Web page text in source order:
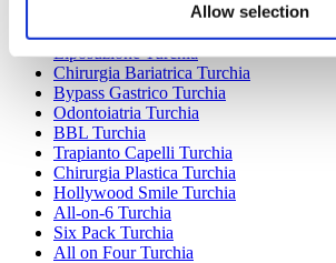
Allow selection
Faccette Dentali Turchia
Corona Dentale Turchia
Liposuzione Turchia
Chirurgia Bariatrica Turchia
Bypass Gastrico Turchia
Odontoiatria Turchia
BBL Turchia
Trapianto Capelli Turchia
Chirurgia Plastica Turchia
Hollywood Smile Turchia
All-on-6 Turchia
Six Pack Turchia
All on Four Turchia